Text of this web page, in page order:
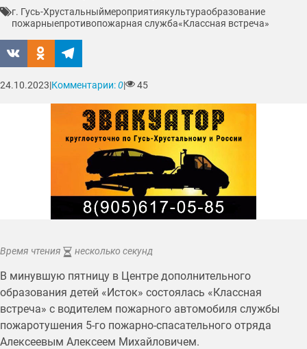
Время чтения несколько секунд
В минувшую пятницу в Центре дополнительного
образования детей «Исток» состоялась «Классная
встреча» с водителем пожарного автомобиля службы
пожаротушения 5-го пожарно-спасательного отряда
Алексеевым Алексеем Михайловичем.
г. Гусь-Хрустальныймероприятиякультураобразование
пожарныепротивопожарная служба«Классная встреча»
24.10.2023|Комментарии:0| 45